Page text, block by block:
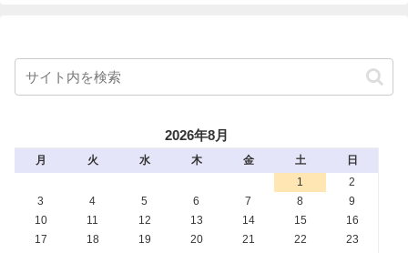
2026年8月
月 火 水 木 金 土
日
1
2
3
4 5 6 7 8
9
10
11 12 13 14 15
16
17
18 19 20 21 22
23